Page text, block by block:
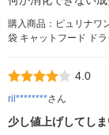
購入商品：ピュリナワ
袋 キャットフード ド
4.0
ril********さん
少し値上げしてし